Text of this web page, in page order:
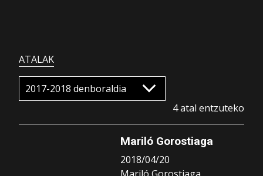
ATALAK
4 atal entzuteko
Mariló Gorostiaga
2018/04/20